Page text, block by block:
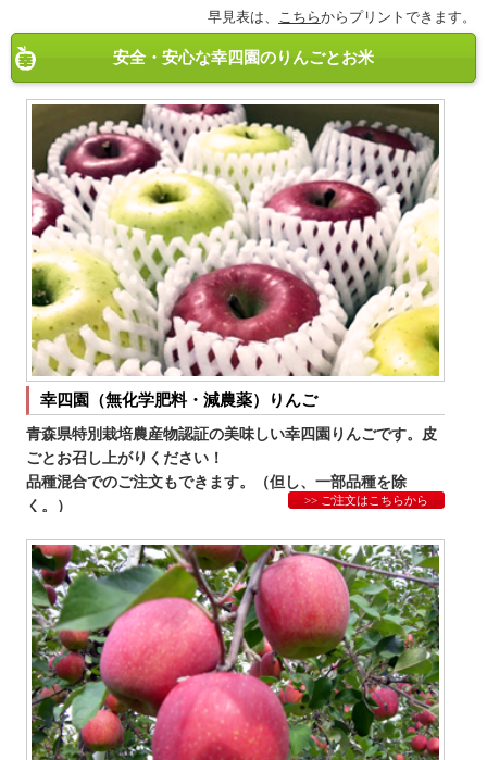
早見表は、 こちらからプリントできます。
安全・安心な幸四園のりんごとお米
幸四園（無化学肥料・減農薬）りんご
青森県特別栽培農産物認証の美味しい幸四園りんごです。皮
ごとお召し上がりください！
品種混合でのご注文もできます。（但し、一部品種を除
く。）
>> ご注文はこちらから